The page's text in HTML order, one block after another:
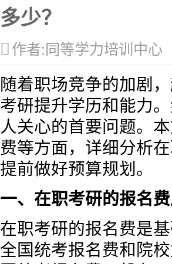
多少？
作者:同等学力培训中心
随着职场竞争的加剧
考研提升学历和能力
人关心的首要问题。
费等方面，详细分析
提前做好预算规划。
一、在职考研的报名
在职考研的报名费是
全国统考报名费和院